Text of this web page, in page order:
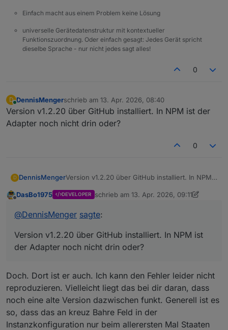
Einfach macht aus einem Problem keine Lösung
universelle Gerätedatenstruktur mit kontextueller
Funktionszuordnung. Oder einfach gesagt: Jedes Gerät spricht
dieselbe Sprache - nur nicht jedes sagt alles!
0
D
Online
DennisMengerschrieb am 13. Apr. 2026, 08:40
zuletzt editiert von
Version v1.2.20 über GitHub installiert. In NPM ist der
Adapter noch nicht drin oder?
0
D DennisMengerVersion v1.2.20 über GitHub installiert. In NPM
Offline
DasBo1975 DEVELOPER schrieb am 13. Apr. 2026, 09:11
zuletzt editiert von DasBo1975
@DennisMenger sagte:
Version v1.2.20 über GitHub installiert. In NPM ist
der Adapter noch nicht drin oder?
Doch. Dort ist er auch. Ich kann den Fehler leider nicht
reproduzieren. Vielleicht liegt das bei dir daran, dass
noch eine alte Version dazwischen funkt. Generell ist es
so, dass das an kreuz Bahre Feld in der
Instanzkonfiguration nur beim allerersten Mal Staaten